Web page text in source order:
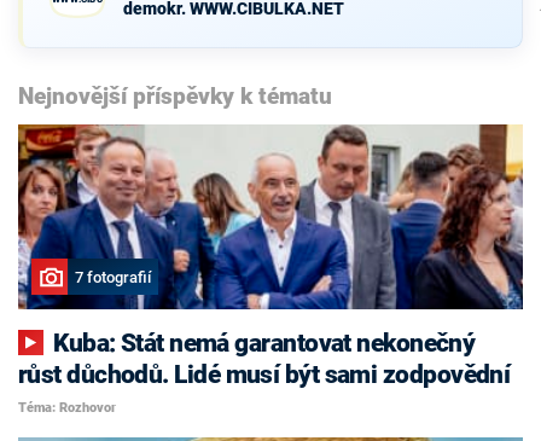
demokr. WWW.CIBULKA.NET
Nejnovější příspěvky k tématu
7 fotografií
růst důchodů. Lidé musí být sami zodpovědní
Téma: Rozhovor